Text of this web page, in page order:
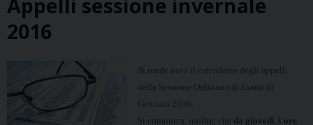
Appelli sessione invernale
2016
Si rende noto il calendario degli appelli
della Sessione Ordinaria di Esami di
Gennaio 2016.
Si comunica, inoltre, che da giovedì 3 ore